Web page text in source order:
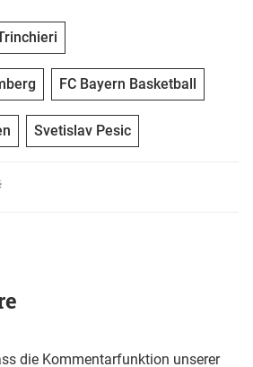
FC Bayern Basketball
Svetislav Pesic
die Kommentarfunktion unserer